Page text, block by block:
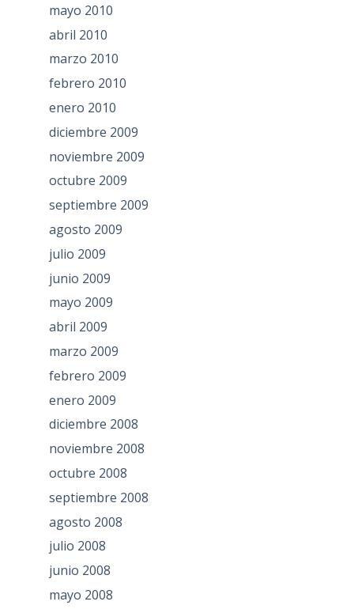
mayo 2010
abril 2010
marzo 2010
febrero 2010
enero 2010
diciembre 2009
noviembre 2009
octubre 2009
septiembre 2009
agosto 2009
julio 2009
junio 2009
mayo 2009
abril 2009
marzo 2009
febrero 2009
enero 2009
diciembre 2008
noviembre 2008
octubre 2008
septiembre 2008
agosto 2008
julio 2008
junio 2008
mayo 2008